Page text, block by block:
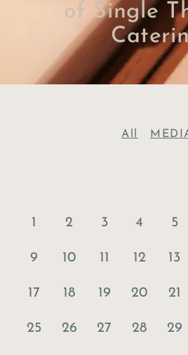
of Single
All
1 2 3 4 5
9 10 11 12 13
17 18 19 20 21
25 26 27 28 29